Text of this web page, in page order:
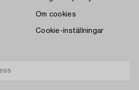
Om cookies
Cookie-inställningar